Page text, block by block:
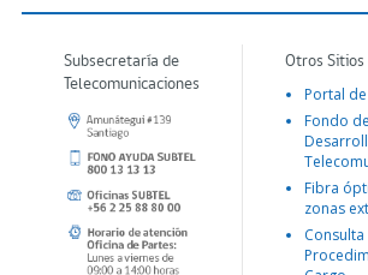
Subsecretaría de
Telecomunicaciones
Otros
Portal
Fondo
Fibra
zonas
Consulta